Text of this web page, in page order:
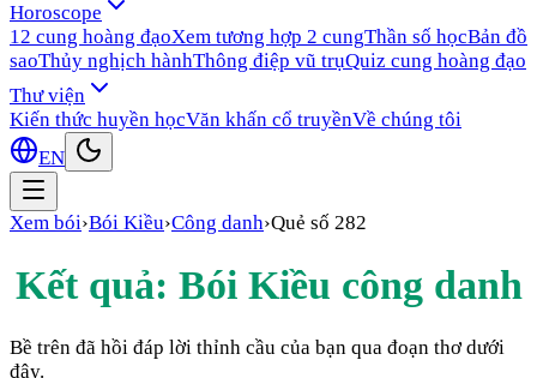
Horoscope
12 cung hoàng đạoXem tương hợp 2 cungThần số họcBản đồ
saoThủy nghịch hànhThông điệp vũ trụQuiz cung hoàng đạo
Thư viện
Kiến thức huyền họcVăn khấn cổ truyềnVề chúng tôi
EN
Xem bói›Bói Kiều›Công danh›Quẻ số 282
Kết quả: Bói Kiều công danh
Bề trên đã hồi đáp lời thỉnh cầu của bạn qua đoạn thơ dưới
đây.